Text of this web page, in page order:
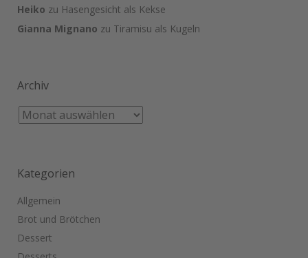
Heiko zu Hasengesicht als Kekse
Gianna Mignano zu Tiramisu als Kugeln
Archiv
Kategorien
Allgemein
Brot und Brötchen
Dessert